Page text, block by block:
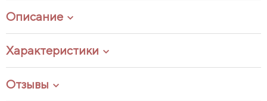
Описание
Характеристики
Отзывы